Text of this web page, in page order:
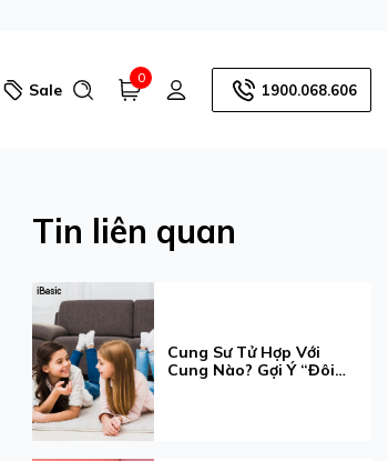
Sale
0
1900.068.606
Tin liên quan
Cung Sư Tử Hợp Với
Cung Nào? Gợi Ý “Đôi